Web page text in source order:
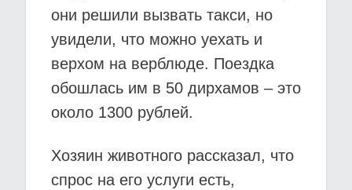
они решили вызвать такси, но
увидели, что можно уехать и
верхом на верблюде. Поездка
обошлась им в 50 дирхамов – это
около 1300 рублей.
Хозяин животного рассказал, что
спрос на его услуги есть,